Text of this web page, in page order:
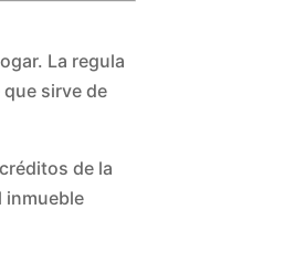
La regula
sirve de
de la
inmueble